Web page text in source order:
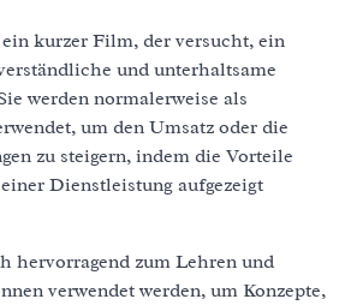
kurzer Film, der versucht, ein
und unterhaltsame
werden normalerweise als
um den Umsatz oder die
zu steigern, indem die Vorteile
Dienstleistung aufgezeigt
hervorragend zum Lehren und
verwendet werden, um Konzepte,